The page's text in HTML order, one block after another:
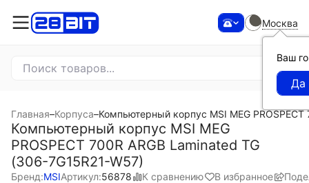
Москва
Ваш
Главная–Корпуса–Компьютерный корпус MSI MEG
Компьютерный корпус MSI MEG
PROSPECT 700R ARGB Laminated TG
(306-7G15R21-W57)
Бренд:MSIАртикул:56878 К сравнению В избранное